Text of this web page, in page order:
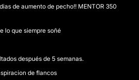
de aumento de pecho!! MENTOR 350
lo que siempre soñé
después de 5 semanas.
de flancos